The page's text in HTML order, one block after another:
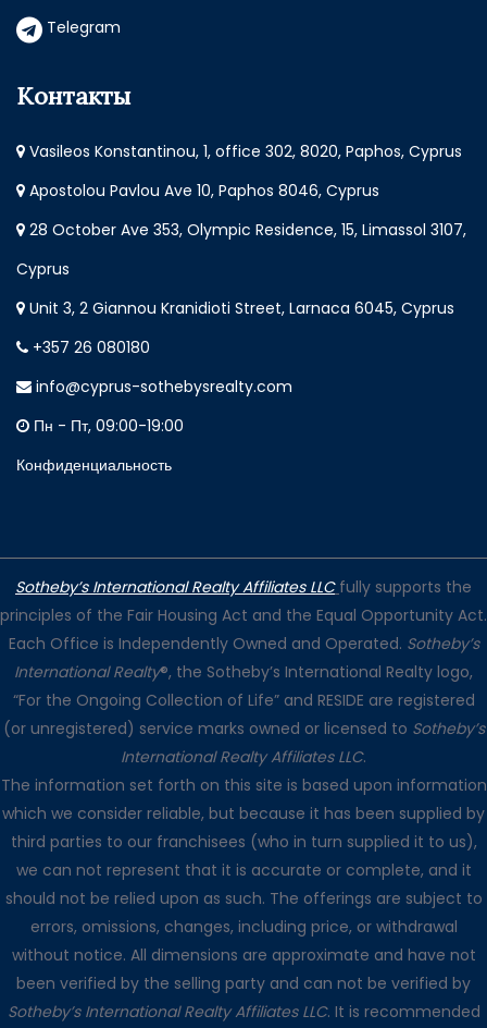
Telegram
Контакты
Vasileos Konstantinou, 1, office 302, 8020, Paphos, Cyprus
Apostolou Pavlou Ave 10, Paphos 8046, Cyprus
28 October Ave 353, Olympic Residence, 15, Limassol 3107,
Cyprus
Unit 3, 2 Giannou Kranidioti Street, Larnaca 6045, Cyprus
+357 26 080180
info@cyprus-sothebysrealty.com
Пн - Пт, 09:00-19:00
Конфиденциальность
Sotheby’s International Realty Affiliates LLC fully supports the
principles of the Fair Housing Act and the Equal Opportunity Act.
Each Office is Independently Owned and Operated. Sotheby’s
International Realty®, the Sotheby’s International Realty logo,
“For the Ongoing Collection of Life” and RESIDE are registered
(or unregistered) service marks owned or licensed to Sotheby’s
International Realty Affiliates LLC.
The information set forth on this site is based upon information
which we consider reliable, but because it has been supplied by
third parties to our franchisees (who in turn supplied it to us),
we can not represent that it is accurate or complete, and it
should not be relied upon as such. The offerings are subject to
errors, omissions, changes, including price, or withdrawal
without notice. All dimensions are approximate and have not
been verified by the selling party and can not be verified by
Sotheby’s International Realty Affiliates LLC. It is recommended